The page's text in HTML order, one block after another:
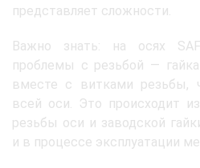
представляет сложности.
Важно знать: на осях
проблемы с резьбой —
вместе с витками резьбы,
всей оси. Это происходит
резьбы оси и заводской
и в процессе эксплуатации